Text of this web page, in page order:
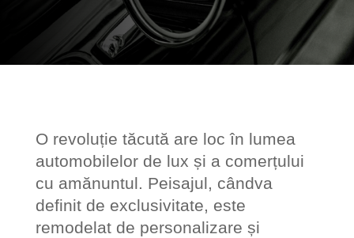
O revoluție tăcută are loc în lumea
automobilelor de lux și a comerțului
cu amănuntul. Peisajul, cândva
definit de exclusivitate, este
remodelat de personalizare și